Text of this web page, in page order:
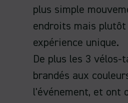
plus simple
endroits mais
expérience unique.
De plus les 3 vélos-
brandés aux
l'événement, et ont